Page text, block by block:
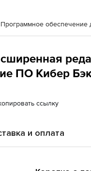
ПО Кибер
ФСТЭК,
на 1 год
ссылку
и оплата